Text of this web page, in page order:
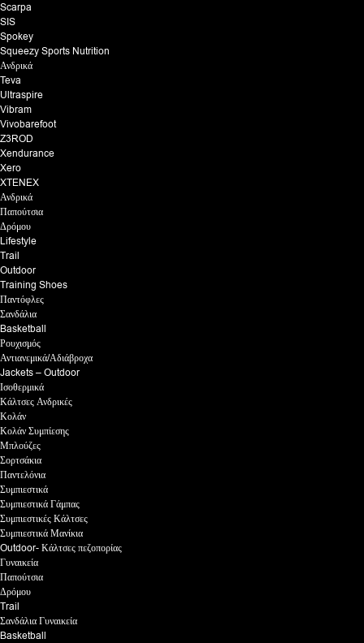
Scarpa
SIS
Spokey
Squeezy Sports Nutrition
Ανδρικά
Teva
Ultraspire
Vibram
Vivobarefoot
Z3ROD
Xendurance
Xero
XTENEX
Ανδρικά
Παπούτσια
Δρόμου
Lifestyle
Trail
Outdoor
Training Shoes
Παντόφλες
Σανδάλια
Basketball
Ρουχισμός
Αντιανεμικά/Αδιάβροχα
Jackets – Outdoor
Ισοθερμικά
Κάλτσες Ανδρικές
Κολάν
Κολάν Συμπίεσης
Μπλούζες
Σορτσάκια
Παντελόνια
Συμπιεστικά
Συμπιεστικά Γάμπας
Συμπιεστικές Κάλτσες
Συμπιεστικά Μανίκια
Outdoor- Κάλτσες πεζοπορίας
Γυναικεία
Παπούτσια
Δρόμου
Trail
Σανδάλια Γυναικεία
Basketball